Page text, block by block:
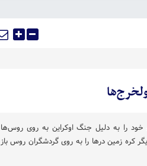
خود را به دلیل جنگ اوکراین به روی روس‌ها
کره زمین درها را به روی گردشگران روس باز